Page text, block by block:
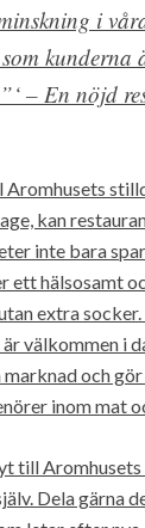
i
kunderna
– En nöjd
kan
inte bara
ett hälsosamt
extra
välkommen i
och
inom mat
till
Dela gärna